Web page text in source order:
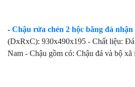
- Chậu rửa chén 2 hộc bằng đá nhận
(DxRxC): 930x490x195 - Chất liệu:
Nam - Chậu gồm có: Chậu đá và bộ